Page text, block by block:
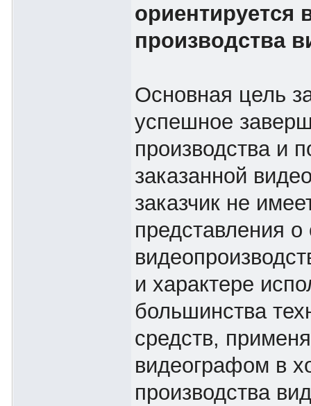
ориентируется
производства
Основная цель
успешное
производства и
заказанной
заказчик не
представления
и характере
большинства
средств,
видеографом в
производства